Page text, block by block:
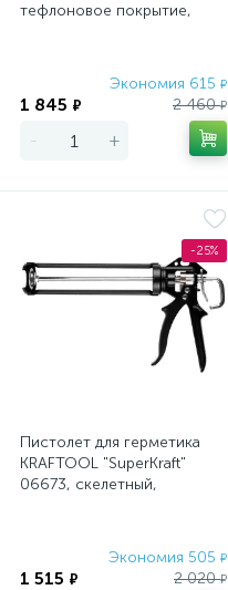
тефлоновое покрытие,
Экономия 615 ₽
1 845 ₽ 2 460₽
- +
-25%
Пистолет для герметика
KRAFTOOL "SuperKraft"
06673, скелетный,
Экономия 505 ₽
1 515 ₽ 2 020₽